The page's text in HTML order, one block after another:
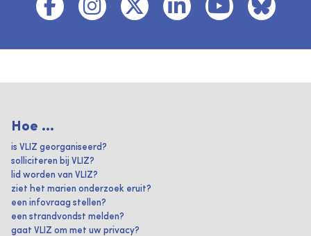
Hoe ...
is VLIZ georganiseerd?
solliciteren bij VLIZ?
lid worden van VLIZ?
ziet het marien onderzoek eruit?
een infovraag stellen?
een strandvondst melden?
gaat VLIZ om met uw privacy?